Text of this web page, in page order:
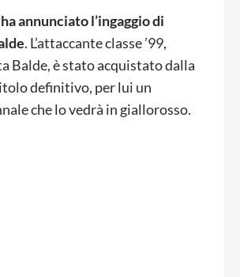
annunciato l’ingaggio di
. L’attaccante classe ’99,
Balde, è stato acquistato dalla
definitivo, per lui un
che lo vedrà in giallorosso.